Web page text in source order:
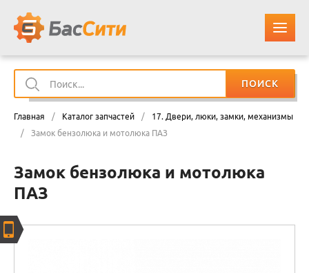
ПОИСК
Главная / Каталог запчастей /
17. Двери, люки, замки, механизмы
/
Замок бензолюка и мотолюка ПАЗ
Замок бензолюка и мотолюка
ПАЗ
КАТАЛОГ ЗАПЧАСТЕЙ
ОПЛАТА И ДОСТАВКА